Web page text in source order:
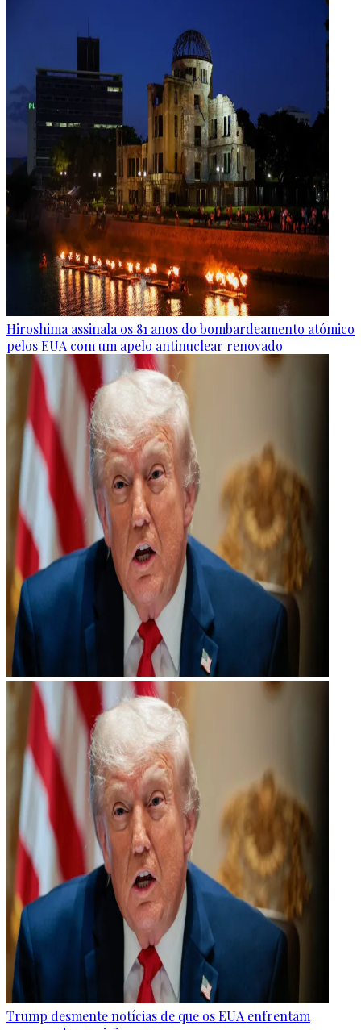
Hiroshima assinala os 81 anos do bombardeamento atómico
pelos EUA com um apelo antinuclear renovado
Trump desmente notícias de que os EUA enfrentam